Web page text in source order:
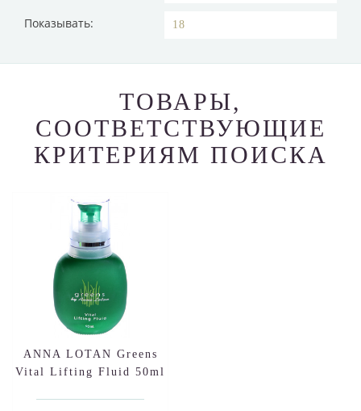
Показывать:
ТОВАРЫ,
СООТВЕТСТВУЮЩИЕ
КРИТЕРИЯМ ПОИСКА
ANNA LOTAN Greens
Vital Lifting Fluid 50ml